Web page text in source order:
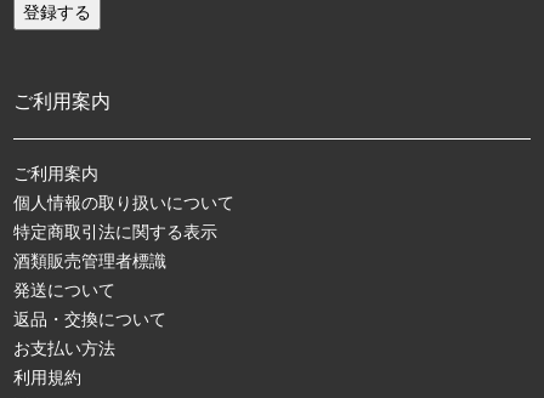
ご利用案内
ご利用案内
個人情報の取り扱いについて
特定商取引法に関する表示
酒類販売管理者標識
発送について
返品・交換について
お支払い方法
利用規約